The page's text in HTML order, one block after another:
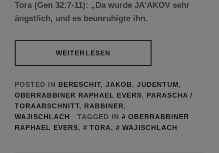
Tora (Gen 32:7-11): „Da wurde JA’AKOV sehr
ängstlich, und es beunruhigte ihn.
WEITERLESEN
POSTED IN BERESCHIT, JAKOB, JUDENTUM,
OBERRABBINER RAPHAEL EVERS, PARASCHA /
TORAABSCHNITT, RABBINER,
WAJISCHLACH
TAGGED IN
OBERRABBINER
RAPHAEL EVERS, TORA, WAJISCHLACH